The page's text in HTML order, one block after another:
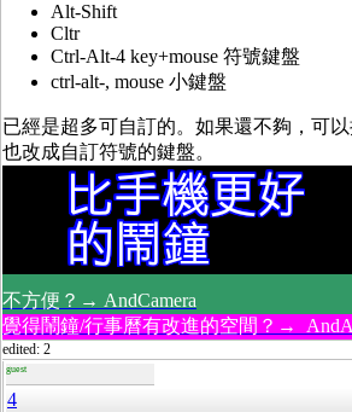
Alt-Shift
Cltr
Ctrl-Alt-4 key+mouse 符號鍵盤
ctrl-alt-, mouse 小鍵盤
已經是超多可自訂的。如果還不夠，可以
也改成自訂符號的鍵盤。
不方便？→ AndCamera
覺得鬧鐘/行事曆有改進的空間？→
edited: 2
guest
4